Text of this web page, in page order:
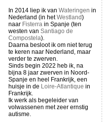
In 2014 liep ik van Wateringen in
Nederland (in hetWestland)
naar Fisterrain Spanje (ten
westen van Santiago de
Compostela).
Daarna besloot ik om niet terug
te keren naar Nederland, maar
verder te zwerven.
Sinds begin 2022 heb ik, na
bijna 8 jaar zwerven in Noord-
Spanje en heel Frankrijk, een
huisje in de Loire-Atlantique in
Frankrijk.
Ik werk als begeleider van
volwassenen met zeer ernstig
autisme.